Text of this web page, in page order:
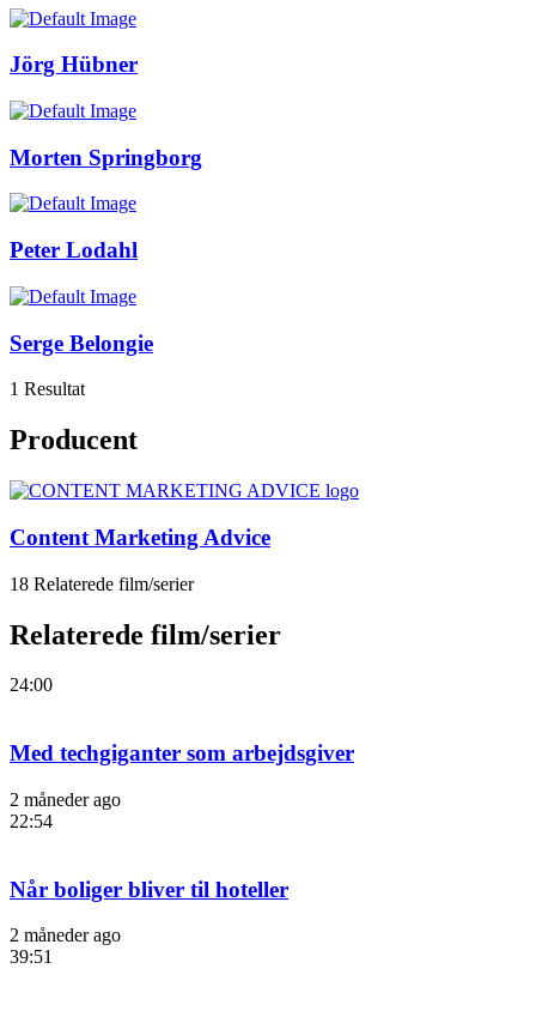
Jörg Hübner
Morten Springborg
Peter Lodahl
Serge Belongie
1 Resultat
Producent
Content Marketing Advice
18 Relaterede film/serier
Relaterede film/serier
24:00
Med techgiganter som arbejdsgiver
2 måneder ago
22:54
Når boliger bliver til hoteller
2 måneder ago
39:51